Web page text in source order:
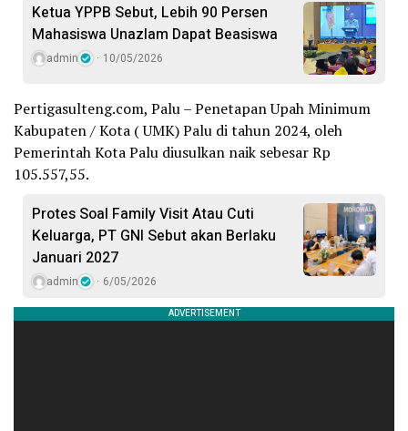
Ketua YPPB Sebut, Lebih 90 Persen
Mahasiswa Unazlam Dapat Beasiswa
admin 10/05/2026
Pertigasulteng.com, Palu – Penetapan Upah Minimum
Kabupaten / Kota ( UMK) Palu di tahun 2024, oleh
Pemerintah Kota Palu diusulkan naik sebesar Rp
105.557,55.
Protes Soal Family Visit Atau Cuti
Keluarga, PT GNI Sebut akan Berlaku
Januari 2027
admin 6/05/2026